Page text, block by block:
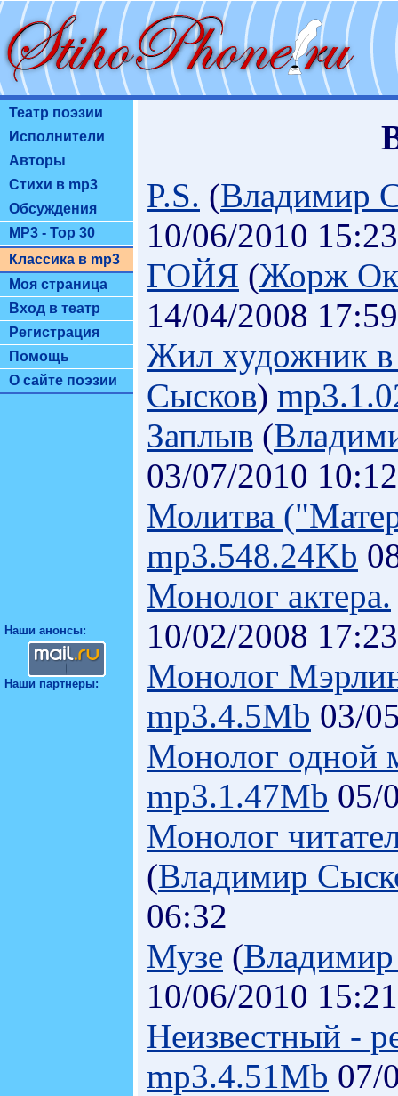
Театр поэзии
Исполнители
Авторы
Стихи в mp3
Обсуждения
MP3 - Top 30
Классика в mp3
Моя страница
Вход в театр
Регистрация
Помощь
О сайте поэзии
Наши анонсы:
Наши партнеры:
P.S. (Владимир
10/06/2010 15:23
ГОЙЯ (Жорж
14/04/2008 17:59
Жил художник
Сысков)
Заплыв (
03/07/2010 10:12
Молитва
mp3.548.24Kb
Монолог актера.
10/02/2008 17:23
Монолог
mp3.4.5Mb 03/
Монолог одной
mp3.1.47Mb 05/
Монолог
(Владимир
06:32
Музе (
10/06/2010 15:21
Неизвестный -
mp3.4.51Mb 07/